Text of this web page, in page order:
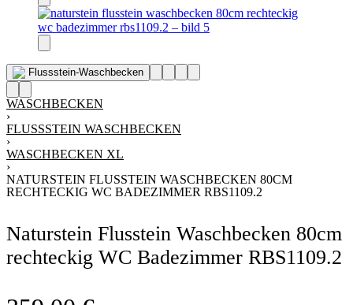
WASCHBECKEN
›
FLUSSSTEIN WASCHBECKEN
›
WASCHBECKEN XL
›
NATURSTEIN FLUSSTEIN WASCHBECKEN 80CM
RECHTECKIG WC BADEZIMMER RBS1109.2
Naturstein Flusstein Waschbecken 80cm
rechteckig WC Badezimmer RBS1109.2